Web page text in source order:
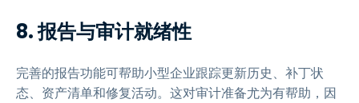
8. 报告与审计就绪性
完善的报告功能可帮助小型企业跟踪更新历史、补丁状
态、资产清单和修复活动。这对审计准备尤为有帮助，因